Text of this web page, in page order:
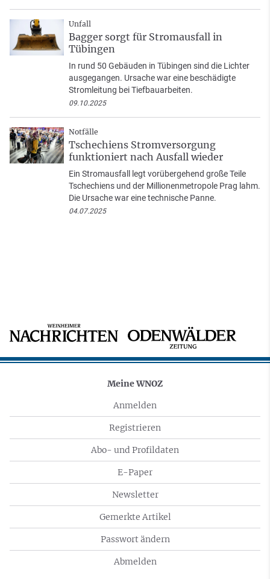
Unfall
Bagger sorgt für Stromausfall in
Tübingen
In rund 50 Gebäuden in Tübingen sind die Lichter
ausgegangen. Ursache war eine beschädigte
Stromleitung bei Tiefbauarbeiten.
09.10.2025
Notfälle
Tschechiens Stromversorgung
funktioniert nach Ausfall wieder
Ein Stromausfall legt vorübergehend große Teile
Tschechiens und der Millionenmetropole Prag lahm.
Die Ursache war eine technische Panne.
04.07.2025
Meine WNOZ
Anmelden
Registrieren
Abo- und Profildaten
E-Paper
Newsletter
Gemerkte Artikel
Passwort ändern
Abmelden